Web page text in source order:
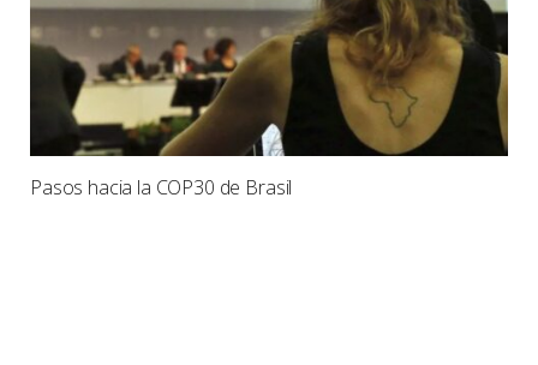
Pasos hacia la COP30 de Brasil